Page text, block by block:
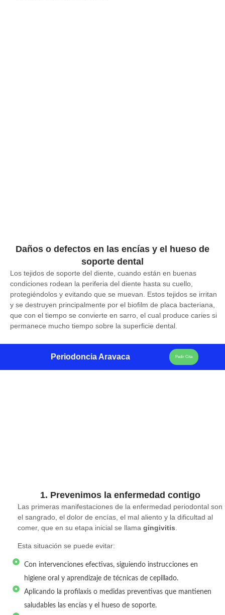
Daños o defectos en las encías y el hueso de
soporte dental
Los tejidos de soporte del diente, cuando están en buenas
condiciones rodean la periferia del diente hasta su cuello,
protegiéndolos y evitando que se muevan. Estos tejidos se irritan
y se destruyen principalmente por el biofilm de placa bacteriana,
que con el tiempo se convierte en sarro, el cual produce caries si
permanece mucho tiempo sobre la superficie dental.
Periodoncia Aravaca Pedir Cita
1. Prevenimos la enfermedad contigo
Las primeras manifestaciones de la enfermedad periodontal son
el sangrado, el dolor de encías, el mal aliento y la dificultad al
comer, que en su etapa inicial se llama gingivitis.
Esta situación se puede evitar:
Con intervenciones efectivas, siguiendo instrucciones en
higiene oral y aprendizaje de técnicas de cepillado.
Aplicando la profilaxis o medidas preventivas que mantienen
saludables las encías y el hueso de soporte.